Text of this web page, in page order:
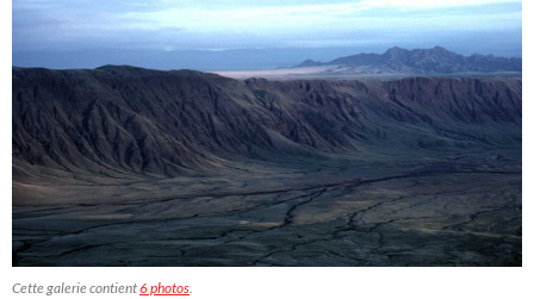
Cette galerie contient6 photos.